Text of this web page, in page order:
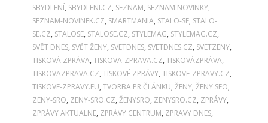
SBYDLENÍ, SBYDLENI.CZ, SEZNAM, SEZNAM NOVINKY,
SEZNAM-NOVINEK.CZ, SMARTMANIA, STALO-SE, STALO-
SE.CZ, STALOSE, STALOSE.CZ, STYLEMAG, STYLEMAG.CZ,
SVĚT DNES, SVĚT ŽENY, SVETDNES, SVETDNES.CZ, SVETZENY,
TISKOVÁ ZPRÁVA, TISKOVA-ZPRAVA.CZ, TISKOVÁZPRÁVA,
TISKOVAZPRAVA.CZ, TISKOVÉ ZPRÁVY, TISKOVE-ZPRAVY.CZ,
TISKOVE-ZPRAVY.EU, TVORBA PR ČLÁNKU, ŽENY, ŽENY SEO,
ZENY-SRO, ZENY-SRO.CZ, ŽENYSRO, ZENYSRO.CZ, ZPRÁVY,
ZPRÁVY AKTUALNE, ZPRÁVY CENTRUM, ZPRAVY DNES,